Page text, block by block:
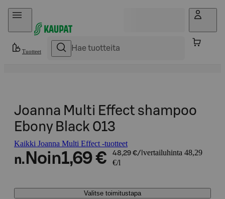
Hyppää sisältöön
Tuotteet
Joanna Multi Effect shampoo
Ebony Black 013
Kaikki Joanna Multi Effect -tuotteet
n. Noin1,69 € 48,29 €/l vertailuhinta 48,29
€/l
Valitse toimitustapa